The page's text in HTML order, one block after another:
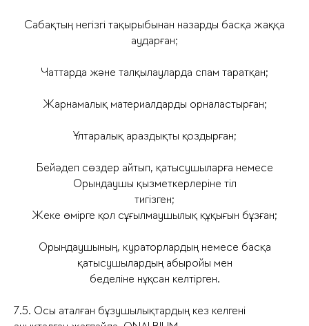
Сабақтың негізгі тақырыбынан назарды басқа жаққа
аударған;
Чаттарда және талқылауларда спам таратқан;
Жарнамалық материалдарды орналастырған;
Ұлтаралық араздықты қоздырған;
Бейәдеп сөздер айтып, қатысушыларға немесе
Орындаушы қызметкерлеріне тіл
тигізген;
Жеке өмірге қол сұғылмаушылық құқығын бұзған;
Орындаушының, кураторлардың немесе басқа
қатысушылардың абыройы мен
беделіне нұқсан келтірген.
7.5. Осы аталған бұзушылықтардың кез келгені